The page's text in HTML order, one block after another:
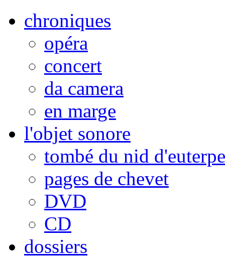
chroniques
opéra
concert
da camera
en marge
l'objet sonore
tombé du nid d'euterpe
pages de chevet
DVD
CD
dossiers